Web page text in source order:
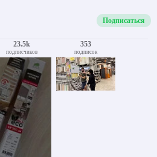
Подписаться
23.5k
подписчиков
353
подписок